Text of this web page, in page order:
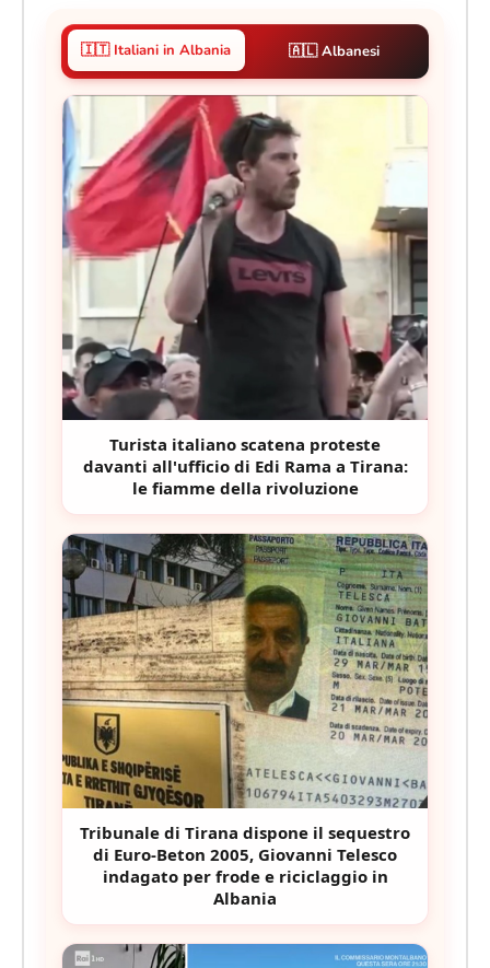
🇮🇹 Italiani in Albania 🇦🇱 Albanesi
Turista italiano scatena proteste
davanti all'ufficio di Edi Rama a Tirana:
le fiamme della rivoluzione
Tribunale di Tirana dispone il sequestro
di Euro-Beton 2005, Giovanni Telesco
indagato per frode e riciclaggio in
Albania